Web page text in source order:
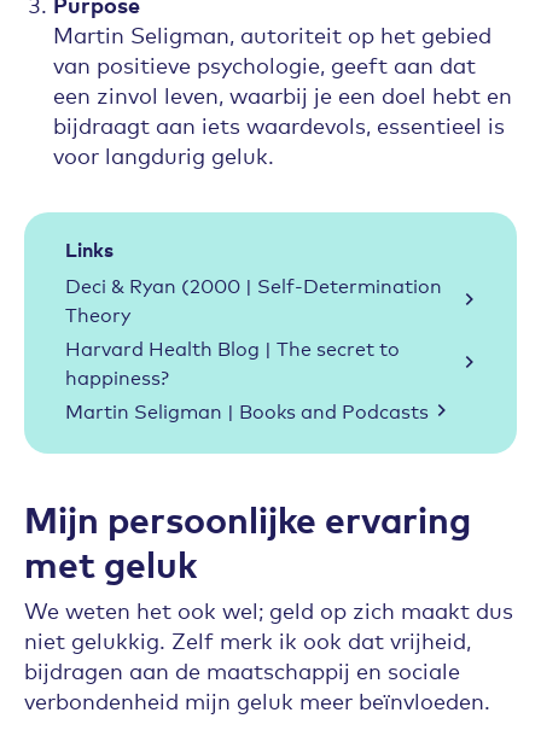
Martin Seligman, autoriteit op het gebied
van positieve psychologie, geeft aan dat
een zinvol leven, waarbij je een doel hebt en
bijdraagt aan iets waardevols, essentieel is
voor langdurig geluk.
Links
Deci & Ryan (2000 | Self-Determination
Theory
Harvard Health Blog | The secret to
happiness?
Martin Seligman | Books and Podcasts
Mijn persoonlijke ervaring
met geluk
We weten het ook wel; geld op zich maakt dus
niet gelukkig. Zelf merk ik ook dat vrijheid,
bijdragen aan de maatschappij en sociale
verbondenheid mijn geluk meer beïnvloeden.